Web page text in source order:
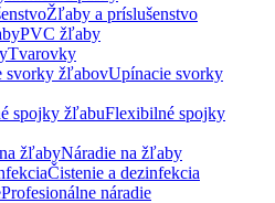
Žľaby a príslušenstvo
PVC žľaby
Tvarovky
Upínacie svorky
Flexibilné spojky
Náradie na žľaby
Čistenie a dezinfekcia
Profesionálne náradie